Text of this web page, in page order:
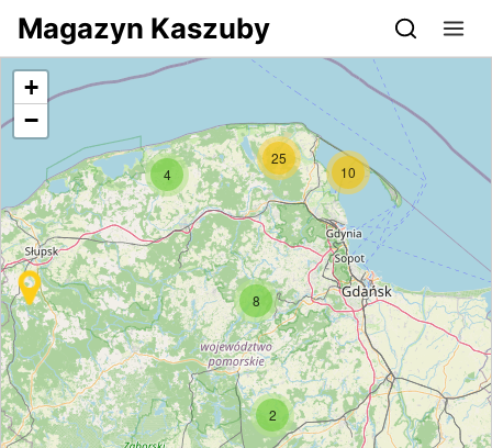
Przejdź do serwisu magazynkaszuby.pl
Magazyn Kaszuby
2
8
10
25
4
+
−